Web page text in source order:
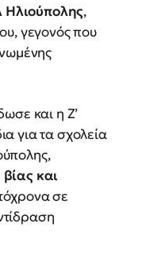
,
γεγονός που
και η Ζ’
για τα σχολεία
και
σε